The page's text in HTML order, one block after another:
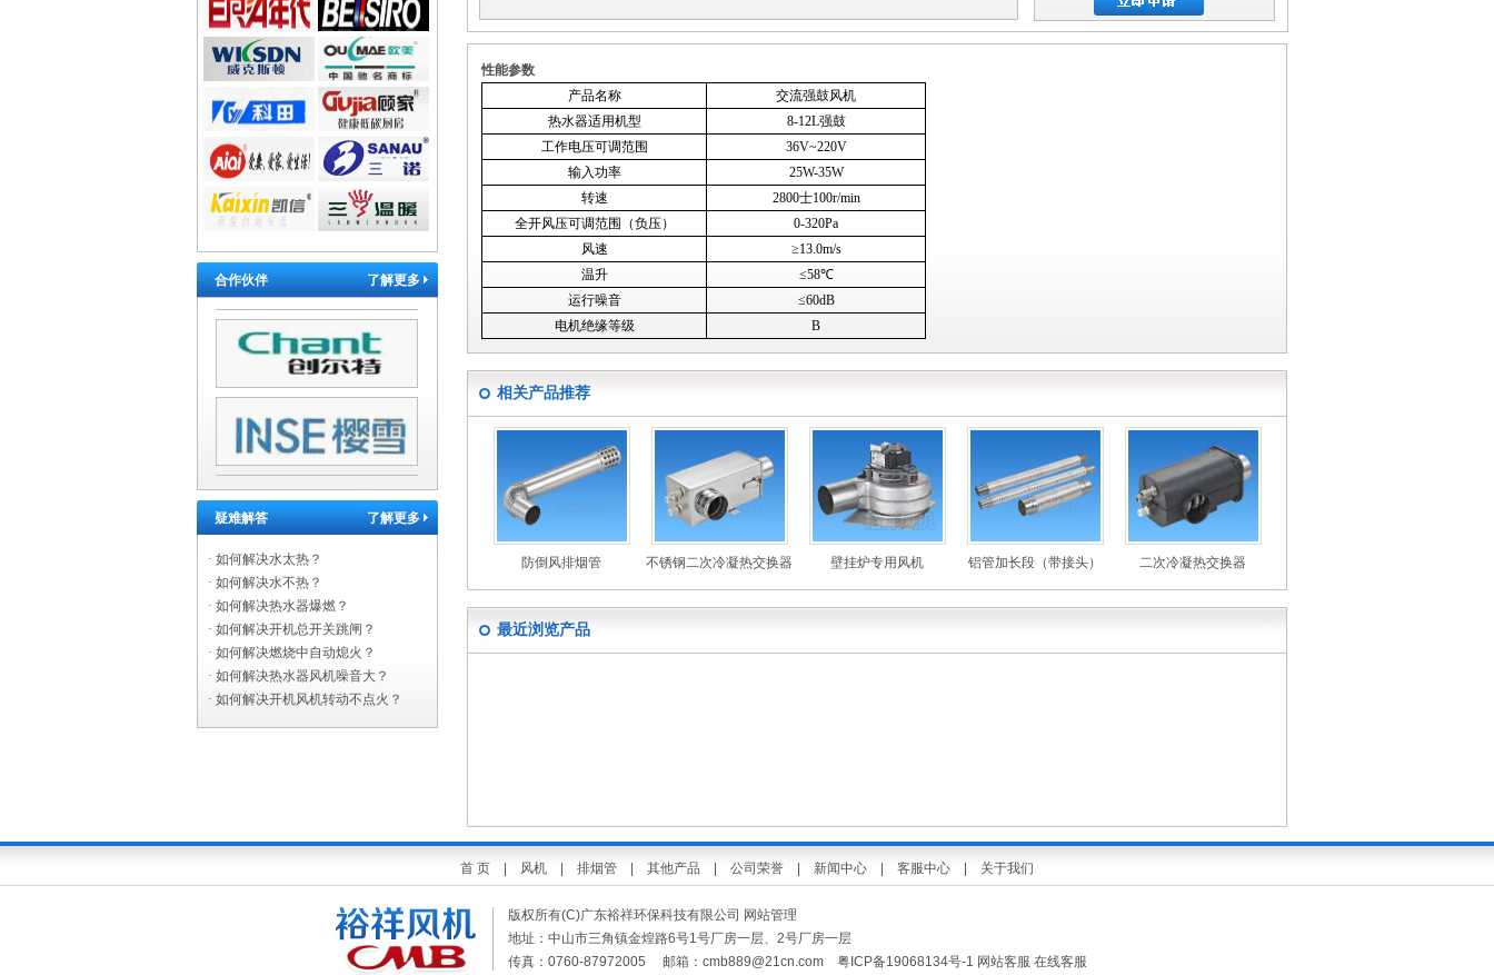
合作伙伴 了解更多
疑难解答 了解更多
· 如何解决水太热？
· 如何解决水不热？
· 如何解决热水器爆燃？
· 如何解决开机总开关跳闸？
· 如何解决燃烧中自动熄火？
· 如何解决热水器风机噪音大？
· 如何解决开机风机转动不点火？
性能参数
产品名称
交流强鼓风机
热水器适用机型
8-12L强鼓
工作电压可调范围
36V~220V
输入功率
25W-35W
转速
2800士100r/min
全开风压可调范围（负压）
0-320Pa
风速
≥13.0m/s
温升
≤58℃
运行噪音
≤60dB
电机绝缘等级
B
相关产品推荐
防倒风排烟管 不锈钢二次冷凝热交换器 壁挂炉专用风机 铝管加长段（带接头） 二次冷凝热交换器
最近浏览产品
首 页 风机 排烟管 其他产品 公司荣誉 新闻中心 客服中心 关于我们
版权所有(C)广东裕祥环保科技有限公司 网站管理
地址：中山市三角镇金煌路6号1号厂房一层、2号厂房一层
传真：0760-87972005 邮箱： cmb889@21cn.com 粤ICP备19068134号-1 网站客服 在线客服